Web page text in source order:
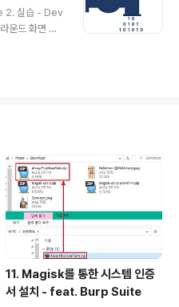
는 샌드박스 정책에 의해..
2. 실습 - Dev
드 화면 보
안 1. Side C
되지 않은 A
: 입
한 입력 장치
11. Magisk를 통한 시스템 인증
서 설치 - feat. Burp Suite